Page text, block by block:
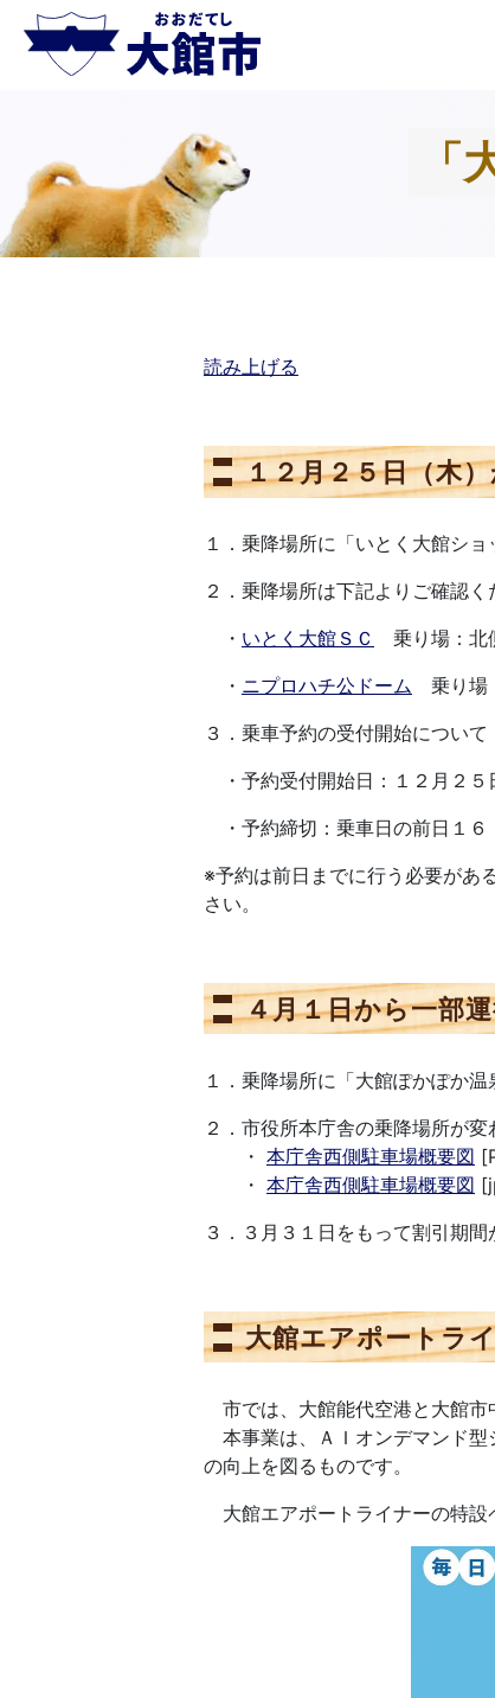
読み上げる
１２月２５日（木
１．乗降場所に「いとく大館シ
２．乗降場所は下記よりご確認く
・ いとく大館ＳＣ
乗り場：北
・ ニプロハチ公ドーム 乗り場
３．乗車予約の受付開始について
・予約受付開始日：１２月２５
・予約締切：乗車日の前日１６
※予約は前日までに行う必要があ
さい。
４月１日から一部
１．乗降場所に「大館ぽかぽか
２．市役所本庁舎の乗降場所が
・ 本庁舎西側駐車場概要図
・ 本庁舎西側駐車場概要図
３．３月３１日をもって割引期間
大館エアポートラ
市では、大館能代空港と大館市
本事業は、ＡＩオンデマンド型
の向上を図るものです。
大館エアポートライナーの特設